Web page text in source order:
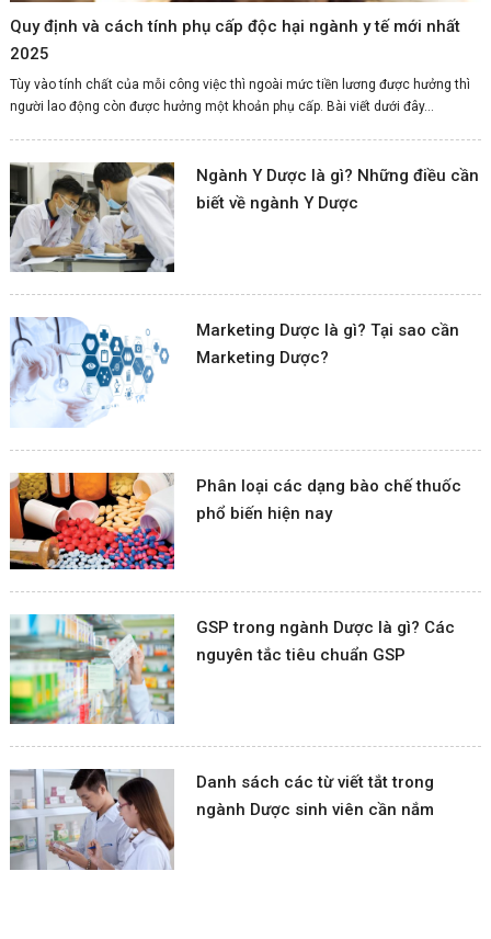
Quy định và cách tính phụ cấp độc hại ngành y tế mới nhất
2025
Tùy vào tính chất của mỗi công việc thì ngoài mức tiền lương được hưởng thì
người lao động còn được hưởng một khoản phụ cấp. Bài viết dưới đây...
Ngành Y Dược là gì? Những điều cần
biết về ngành Y Dược
Marketing Dược là gì? Tại sao cần
Marketing Dược?
Phân loại các dạng bào chế thuốc
phổ biến hiện nay
GSP trong ngành Dược là gì? Các
nguyên tắc tiêu chuẩn GSP
Danh sách các từ viết tắt trong
ngành Dược sinh viên cần nắm